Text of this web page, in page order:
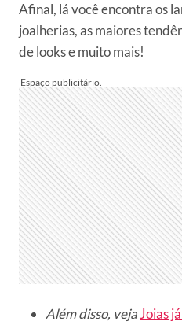
Afinal, lá você encontra os
joalherias, as maiores
de looks e muito mais!
Além disso, vejaJoias